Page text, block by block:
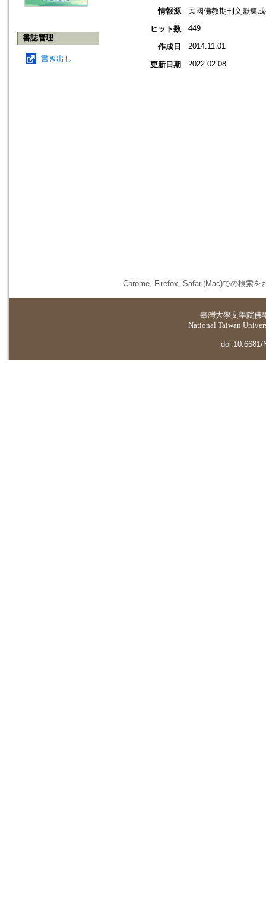
書誌管理
書き出し
情報源
民國佛教期刊文獻集
ヒット数
449
作成日 2014.11.01
更新日期 2022.02.08
Chrome, Firefox, Safari(Mac)での検索を
臺灣大學文學院佛
National Taiwan
doi:10.6681/